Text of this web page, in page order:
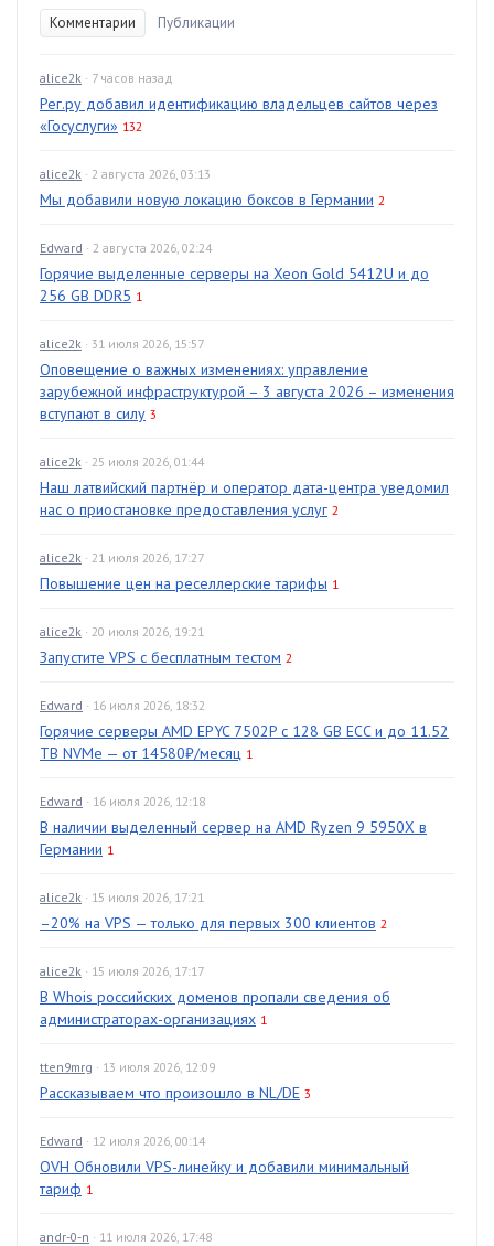
Комментарии Публикации
alice2k · 7 часов назад
Рег.ру добавил идентификацию владельцев сайтов через
«Госуслуги» 132
alice2k · 2 августа 2026, 03:13
Мы добавили новую локацию боксов в Германии 2
Edward · 2 августа 2026, 02:24
Горячие выделенные серверы на Xeon Gold 5412U и до
256 GB DDR5 1
alice2k · 31 июля 2026, 15:57
Оповещение о важных изменениях: управление
зарубежной инфраструктурой – 3 августа 2026 – изменения
вступают в силу 3
alice2k · 25 июля 2026, 01:44
Наш латвийский партнёр и оператор дата-центра уведомил
нас о приостановке предоставления услуг 2
alice2k · 21 июля 2026, 17:27
Повышение цен на реселлерские тарифы 1
alice2k · 20 июля 2026, 19:21
Запустите VPS с бесплатным тестом 2
Edward · 16 июля 2026, 18:32
Горячие серверы AMD EPYC 7502P с 128 GB ECC и до 11.52
TB NVMe — от 14580₽/месяц 1
Edward · 16 июля 2026, 12:18
В наличии выделенный сервер на AMD Ryzen 9 5950X в
Германии 1
alice2k · 15 июля 2026, 17:21
–20% на VPS — только для первых 300 клиентов 2
alice2k · 15 июля 2026, 17:17
В Whois российских доменов пропали сведения об
администраторах-организациях 1
tten9mrg · 13 июля 2026, 12:09
Рассказываем что произошло в NL/DE 3
Edward · 12 июля 2026, 00:14
OVH Обновили VPS-линейку и добавили минимальный
тариф 1
andr-0-n · 11 июля 2026, 17:48